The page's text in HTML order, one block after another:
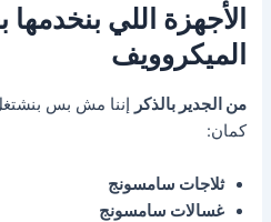
الأجهزة اللي
الميكروويف
من الجدير بالذكر
إننا مش بس
كمان:
ثلاجات سامسونج
غسالات سامسونج